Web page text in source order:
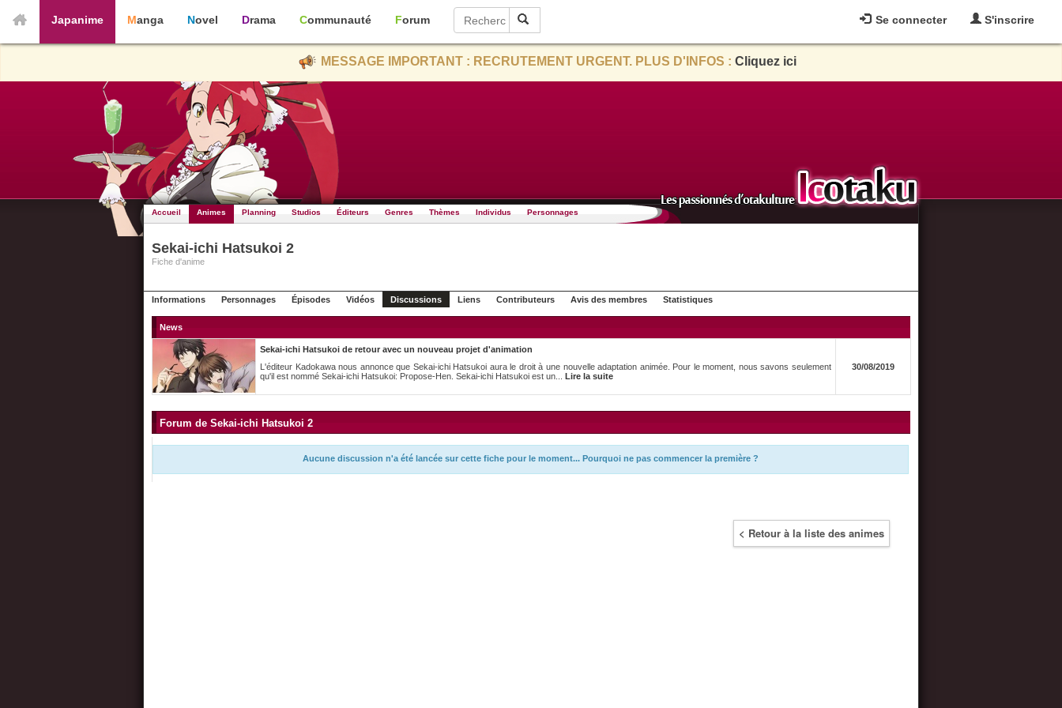
Se connecter S'inscrire
Japanime Manga Novel Drama Communauté Forum
MESSAGE IMPORTANT : RECRUTEMENT URGENT. PLUS D'INFOS : Cliquez ici
Accueil Animes Planning Studios Éditeurs Genres Thèmes Individus Personnages
Sekai-ichi Hatsukoi 2
Fiche d'anime
Informations Personnages Épisodes Vidéos Discussions Liens Contributeurs Avis des membres Statistiques
News
Sekai-ichi Hatsukoi de retour avec un nouveau projet d'animation
L'éditeur Kadokawa nous annonce que Sekai-ichi Hatsukoi aura le droit à une nouvelle adaptation animée. Pour le moment, nous savons seulement
qu'il est nommé Sekai-ichi Hatsukoi: Propose-Hen. Sekai-ichi Hatsukoi est un... Lire la suite
30/08/2019
Forum de Sekai-ichi Hatsukoi 2
Aucune discussion n'a été lancée sur cette fiche pour le moment... Pourquoi ne pas commencer la première ?
< Retour à la liste des animes